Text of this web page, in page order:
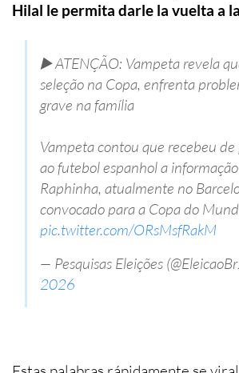
Hilal le permita darle la vuelta a
▶️ ATENÇÃO: Vampeta revela
seleção na Copa, enfrenta
grave na família
Vampeta contou que recebeu de
ao futebol espanhol a
Raphinha, atualmente no
convocado para a Copa do
pic.twitter.com/ORsMsfRakM
— Pesquisas Eleições
2026